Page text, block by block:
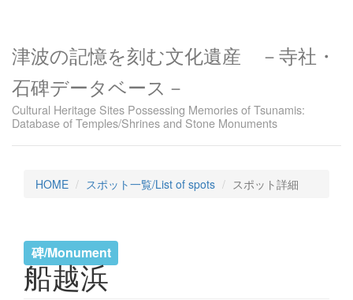
津波の記憶を刻む文化遺産 －寺社・
石碑データベース－
Cultural Heritage Sites Possessing Memories of Tsunamis:
Database of Temples/Shrines and Stone Monuments
HOME スポット一覧/List of spots スポット詳細
碑/Monument
船越浜